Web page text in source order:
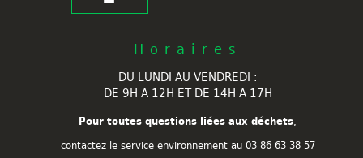
Horaires
DU LUNDI AU VENDREDI :
DE 9H A 12H ET DE 14H A 17H
Pour toutes questions liées aux déchets,
contactez le service environnement au 03 86 63 38 57